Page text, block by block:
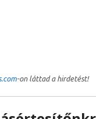
-on láttad a hirdetést!